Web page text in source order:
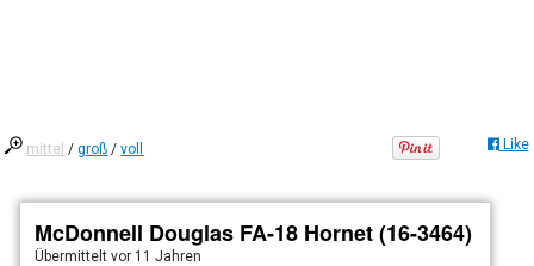
mittel /groß /voll Like
McDonnell Douglas FA-18 Hornet (16-3464)
Übermitteltvor 11 Jahren